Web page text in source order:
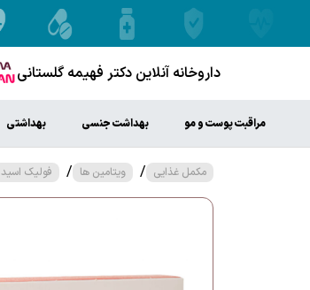
داروخانه آنلاین دکتر فهیمه گلستانی
مراقبت پوست و مو بهداشت جنسی بهداشتی
مکمل غذایی / ویتامین ها / فولیک اسید